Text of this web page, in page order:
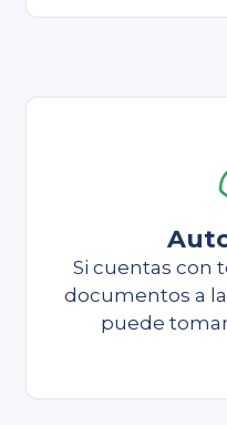
Si cuentas con
documentos a
puede